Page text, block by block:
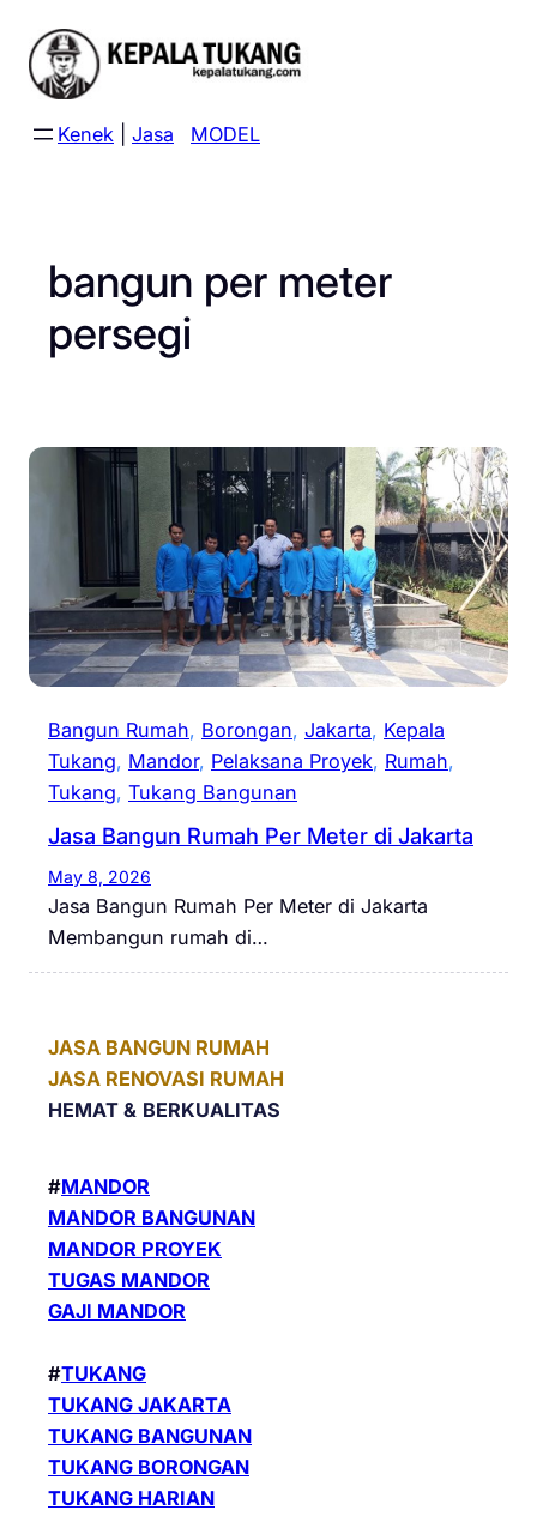
content
Kenek Jasa MODEL
bangun per meter
persegi
Bangun Rumah, Borongan, Jakarta, Kepala
Tukang, Mandor, Pelaksana Proyek, Rumah
Tukang, Tukang Bangunan
Jasa Bangun Rumah Per Meter di Jakarta
May 8, 2026
Jasa Bangun Rumah Per Meter di Jakarta
Membangun rumah di…
JASA BANGUN RUMAH
JASA RENOVASI RUMAH
HEMAT & BERKUALITAS
#MANDOR
MANDOR BANGUNAN
MANDOR PROYEK
TUGAS MANDOR
GAJI MANDOR
#TUKANG
TUKANG JAKARTA
TUKANG BANGUNAN
TUKANG BORONGAN
TUKANG HARIAN